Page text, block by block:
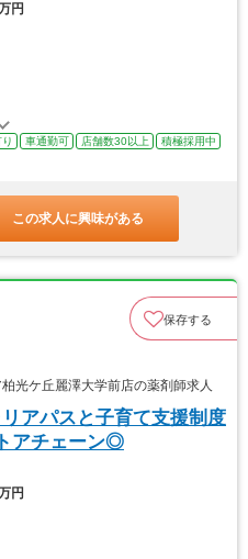
円
車通勤可 店舗数30以上
積極採用中
この求人に興味がある
保存する
光ケ丘麗澤大学前店の薬剤師求人
アパスと子育て支援制度
アチェーン◎
円